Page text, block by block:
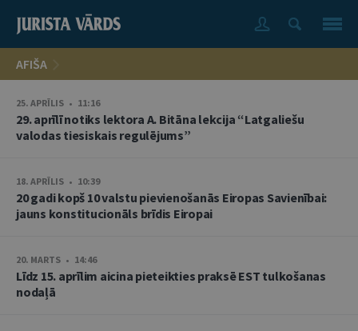
AFIŠA
25. APRĪLIS • 11:16
29. aprīlī notiks lektora A. Bitāna lekcija “Latgaliešu
valodas tiesiskais regulējums”
18. APRĪLIS • 10:39
20 gadi kopš 10 valstu pievienošanās Eiropas Savienībai:
jauns konstitucionāls brīdis Eiropai
20. MARTS • 14:46
Līdz 15. aprīlim aicina pieteikties praksē EST tulkošanas
nodaļā